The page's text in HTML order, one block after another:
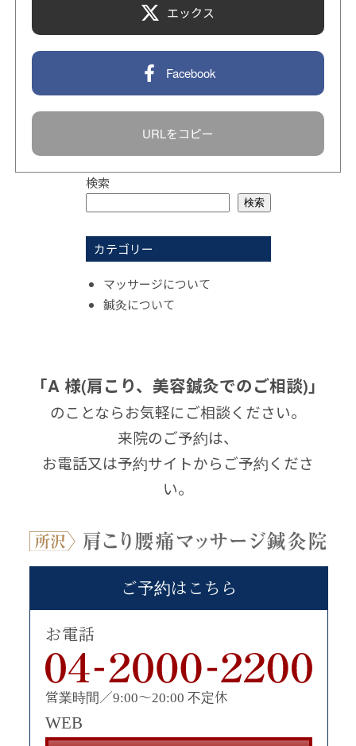
エックス
Facebook
URLをコピー
検索
検索
カテゴリー
マッサージについて
鍼灸について
「A 様(肩こり、美容鍼灸でのご相談)」
のことならお気軽にご相談ください。
来院のご予約は、
お電話又は予約サイトからご予約くださ
い。
ご予約はこちら
お電話
営業時間／9:00〜20:00 不定休
WEB